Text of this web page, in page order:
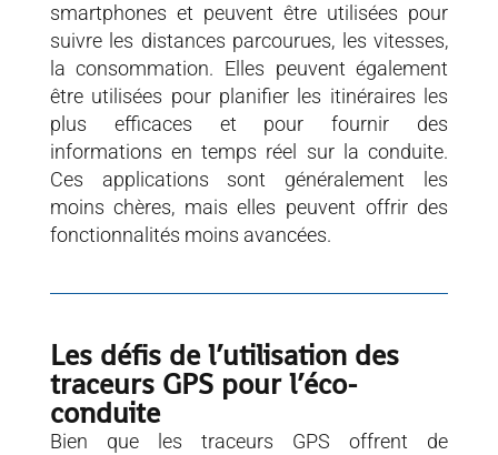
smartphones et peuvent être utilisées pour
suivre les distances parcourues, les vitesses,
la consommation. Elles peuvent également
être utilisées pour planifier les itinéraires les
plus efficaces et pour fournir des
informations en temps réel sur la conduite.
Ces applications sont généralement les
moins chères, mais elles peuvent offrir des
fonctionnalités moins avancées.
Les défis de l’utilisation des
traceurs GPS pour l’éco-
conduite
Bien que les traceurs GPS offrent de